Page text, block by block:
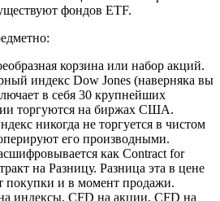
фондов ETF.
корзина или набор акций.
индекс Dow Jones (наверняка вы
в себя 30 крупнейших
торгуются на биржах США.
никогда не торгуется в чистом
его производными.
как Contract for
на Разницу. Разница эта в цене
покупки и в момент продажи.
индексы, CFD на акции, CFD на